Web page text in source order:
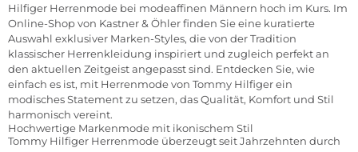
Hilfiger Herrenmode bei modeaffinen Männern hoch im Kurs. Im
Online-Shop von Kastner & Öhler finden Sie eine kuratierte
Auswahl exklusiver Marken-Styles, die von der Tradition
klassischer Herrenkleidung inspiriert und zugleich perfekt an
den aktuellen Zeitgeist angepasst sind. Entdecken Sie, wie
einfach es ist, mit Herrenmode von Tommy Hilfiger ein
modisches Statement zu setzen, das Qualität, Komfort und Stil
harmonisch vereint.
Hochwertige Markenmode mit ikonischem Stil
Tommy Hilfiger Herrenmode überzeugt seit Jahrzehnten durch